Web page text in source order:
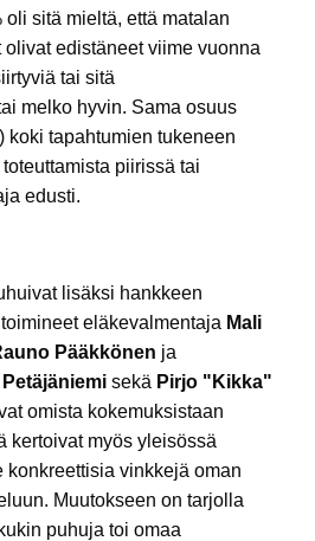
sitä mieltä, että matalan
olivat edistäneet viime vuonna
tai sitä
melko hyvin. Sama osuus
koki tapahtumien tukeneen
piirissä tai
edusti.
lisäksi hankkeen
eläkevalmentaja Mali
Pääkkönen ja
sekä Pirjo "Kikka"
omista kokemuksistaan
kertoivat myös yleisössä
vinkkejä oman
Muutokseen on tarjolla
puhuja toi omaa